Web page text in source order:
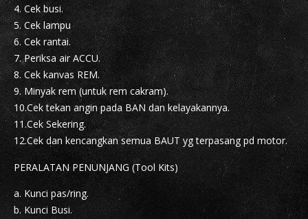
4. Cek busi.
5. Cek lampu
6. Cek rantai.
7. Periksa air ACCU.
8. Cek kanvas REM.
9. Minyak rem (untuk rem cakram).
10.Cek tekan angin pada BAN dan kelayakannya.
11.Cek Sekering.
12.Cek dan kencangkan semua BAUT yg terpasang pd motor.
PERALATAN PENUNJANG (Tool Kits)
a. Kunci pas/ring.
b. Kunci Busi.